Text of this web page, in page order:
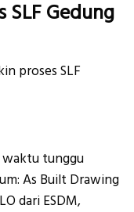
SLF Gedung
proses SLF
waktu tunggu
As Built Drawing
dari ESDM,